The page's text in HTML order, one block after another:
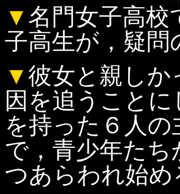
▼ 名門女子高校
子高生が，疑問
▼彼女と親しか
因を追うこと
を持った６人
で，青少年た
つあらわれ始め